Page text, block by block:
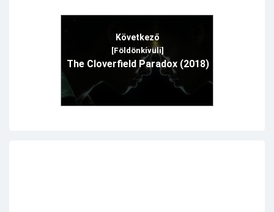
Következő
[Földönkívüli]
The Cloverfield Paradox (2018)